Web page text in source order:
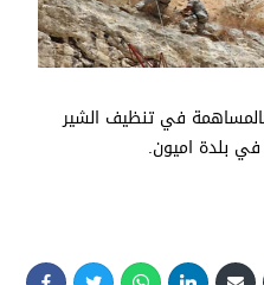
في تنظيف الشير
في بلدة اميون.